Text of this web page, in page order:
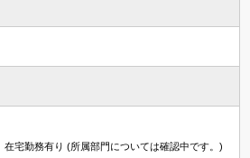
宅勤務有り (所属部門については確認中です。)